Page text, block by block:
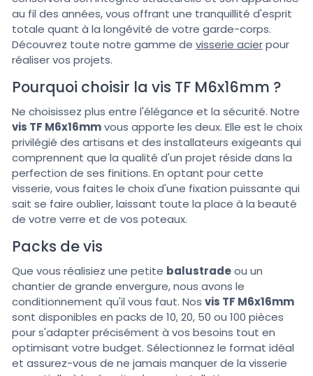
au fil des années, vous offrant une tranquillité d'esprit
totale quant à la longévité de votre garde-corps.
Découvrez toute notre gamme de visserie acierpour
réaliser vos projets.
Pourquoi choisir la vis TF M6x16mm ?
Ne choisissez plus entre l'élégance et la sécurité. Notre
vis TF M6x16mmvous apporte les deux. Elle est le choix
privilégié des artisans et des installateurs exigeants qui
comprennent que la qualité d'un projet réside dans la
perfection de ses finitions. En optant pour cette
visserie, vous faites le choix d'une fixation puissante qui
sait se faire oublier, laissant toute la place à la beauté
de votre verre et de vos poteaux.
Packs de vis
Que vous réalisiez une petite balustradeou un
chantier de grande envergure, nous avons le
conditionnement qu'il vous faut. Nos vis TF M6x16mm
sont disponibles en packs de 10, 20, 50 ou 100 pièces
pour s'adapter précisément à vos besoins tout en
optimisant votre budget. Sélectionnez le format idéal
et assurez-vous de ne jamais manquer de la visserie